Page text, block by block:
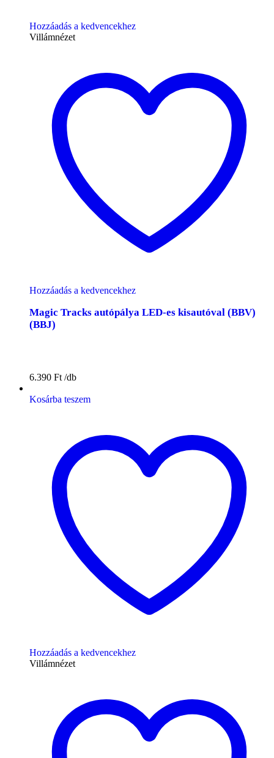
Hozzáadás a kedvencekhez
Villámnézet
Hozzáadás a kedvencekhez
Magic Tracks autópálya LED-es kisautóval (BBV)
(BBJ)
6.390 Ft
Kosárba teszem
Hozzáadás a kedvencekhez
Villámnézet